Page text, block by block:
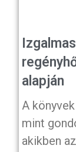
alapján
A
mint
akikben